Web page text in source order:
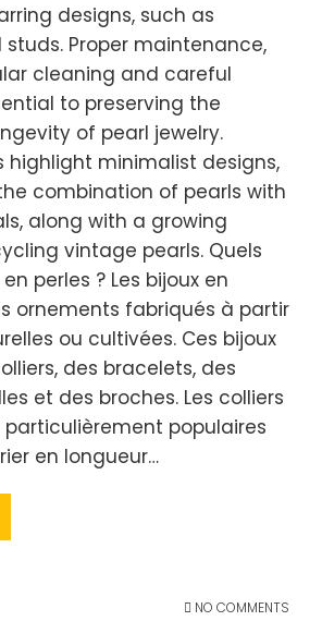
designs, such as
Proper maintenance,
cleaning and careful
to preserving the
of pearl jewelry.
highlight minimalist designs,
combination of pearls with
along with a growing
vintage pearls. Quels
perles ? Les bijoux en
ornements fabriqués à partir
ou cultivées. Ces bijoux
des bracelets, des
et des broches. Les colliers
particulièrement populaires
en longueur…
NO COMMENTS